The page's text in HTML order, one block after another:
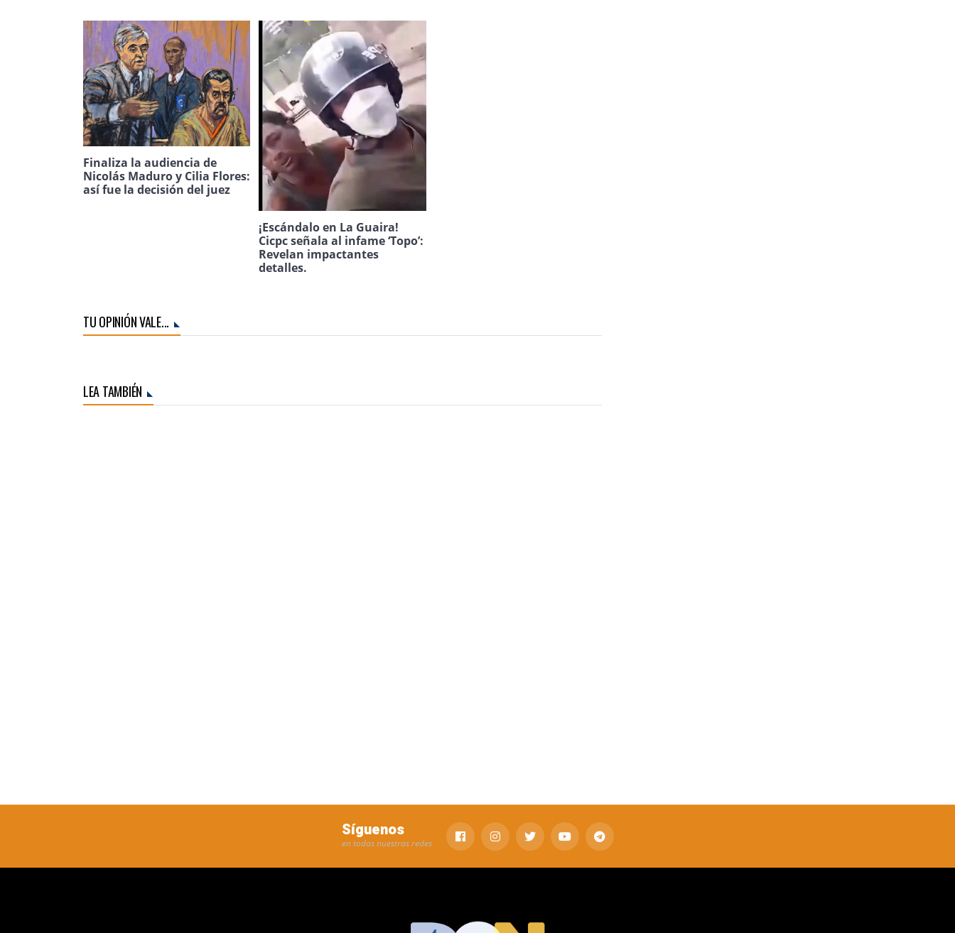
Finaliza la audiencia de
Nicolás Maduro y Cilia Flores:
así fue la decisión del juez
¡Escándalo en La Guaira!
Cicpc señala al infame ‘Topo’:
Revelan impactantes
detalles.
TU OPINIÓN VALE...
LEA TAMBIÉN
Síguenos
en todas nuestras redes